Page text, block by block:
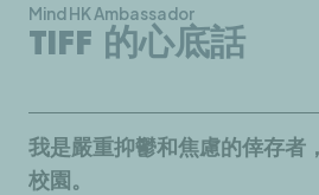
Mind HK Ambassador
TIFF 的心底話
我是嚴重抑鬱和焦慮的倖存者
校園。